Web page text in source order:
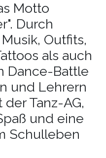
Motto
Durch
Outfits,
als auch
Dance-Battle
und Lehrern
Tanz-AG,
und eine
Schulleben